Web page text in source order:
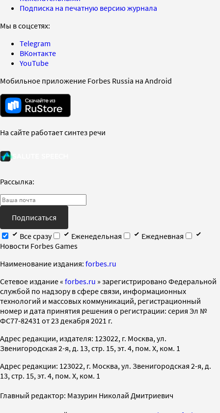
Подписка на печатную версию журнала
Мы в соцсетях:
Telegram
ВКонтакте
YouTube
Мобильное приложение Forbes Russia на Android
На сайте работает синтез речи
Рассылка:
Подписаться
Все сразу
Еженедельная
Ежедневная
Новости Forbes Games
Наименование издания: forbes.ru
Cетевое издание « forbes.ru » зарегистрировано Федеральной
службой по надзору в сфере связи, информационных
технологий и массовых коммуникаций, регистрационный
номер и дата принятия решения о регистрации: серия Эл №
ФС77-82431 от 23 декабря 2021 г.
Адрес редакции, издателя: 123022, г. Москва, ул.
Звенигородская 2-я, д. 13, стр. 15, эт. 4, пом. X, ком. 1
Адрес редакции: 123022, г. Москва, ул. Звенигородская 2-я, д.
13, стр. 15, эт. 4, пом. X, ком. 1
Главный редактор: Мазурин Николай Дмитриевич